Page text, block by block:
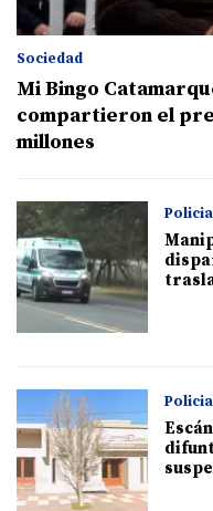
Sociedad
Mi Bingo
compartieron el
millones